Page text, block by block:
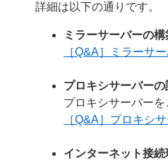
詳細は以下の通りです。
ミラーサーバーの
［Q&A］ミラーサ
プロキシサーバーの
プロキシサーバー
［Q&A］プロキシ
インターネット接続